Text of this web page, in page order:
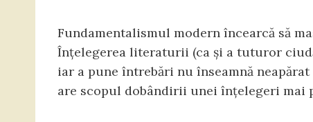
Fundamentalismul modern încearcă să
Înțelegerea literaturii (ca și a tuturor
iar a pune întrebări nu înseamnă
are scopul dobândirii unei înțelegeri mai